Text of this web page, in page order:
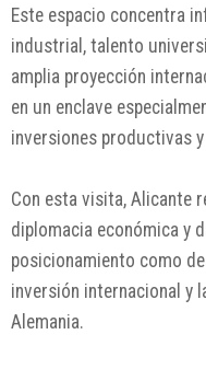
Este espacio concentra
industrial, talento
amplia proyección
en un enclave
inversiones productivas
Con esta visita, Alicante
diplomacia económica y
posicionamiento como
inversión internacional y
Alemania.